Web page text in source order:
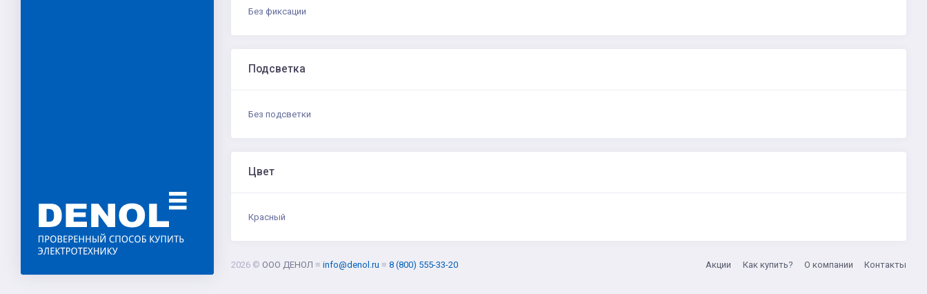
Без фиксации
Подсветка
Без подсветки
Цвет
Красный
2026 © ООО ДЕНОЛ ≡ info@denol.ru ≡ 8 (800) 555-33-20 Акции Как купить? О компании Контакты